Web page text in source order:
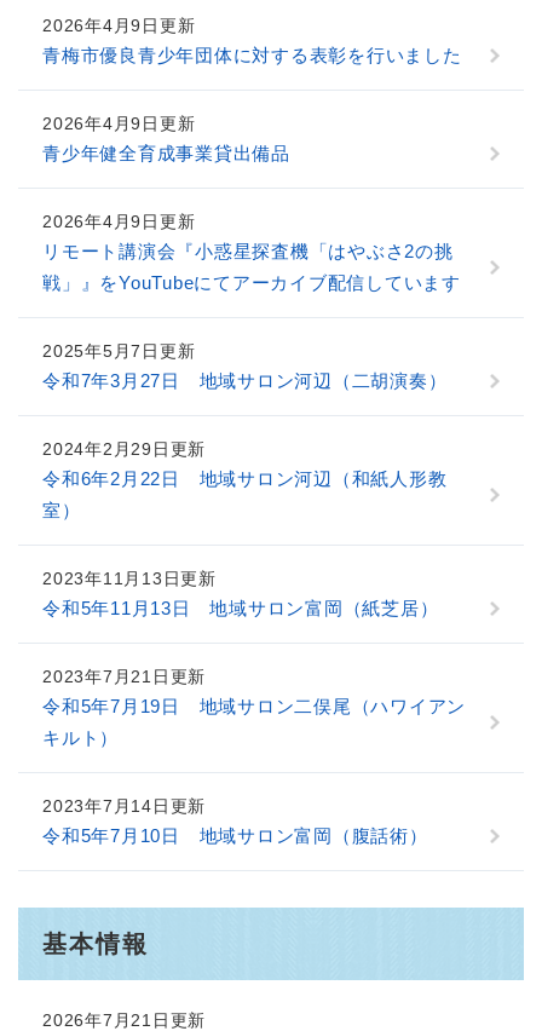
2026年4月9日更新
青梅市優良青少年団体に対する表彰を行いました
2026年4月9日更新
青少年健全育成事業貸出備品
2026年4月9日更新
リモート講演会『小惑星探査機「はやぶさ2の挑
戦」』をYouTubeにてアーカイブ配信しています
2025年5月7日更新
令和7年3月27日 地域サロン河辺（二胡演奏）
2024年2月29日更新
令和6年2月22日 地域サロン河辺（和紙人形教
室）
2023年11月13日更新
令和5年11月13日 地域サロン富岡（紙芝居）
2023年7月21日更新
令和5年7月19日 地域サロン二俣尾（ハワイアン
キルト）
2023年7月14日更新
令和5年7月10日 地域サロン富岡（腹話術）
基本情報
2026年7月21日更新